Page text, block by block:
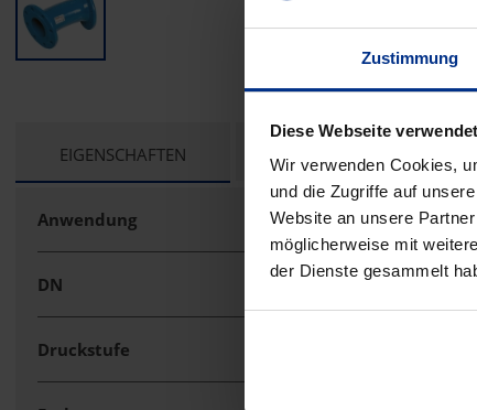
Zustimmung
Diese Webseite
Wir verwenden Cookies,
und die Zugriffe auf
Website an unsere
möglicherweise mit
der Dienste gesammelt
CURRENT
EIGENSCHAFTEN TECHNISCHE UNTERLAGEN
Anwendung
DN 100
Druckstufe